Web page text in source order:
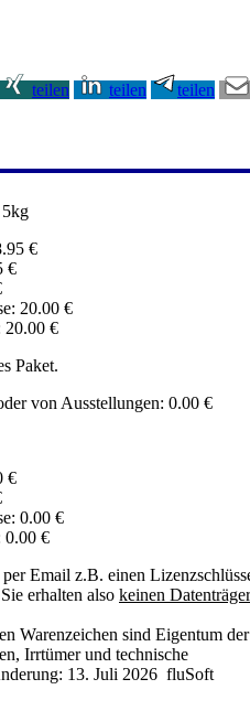
teilen teilen
teilen
€
€
20.00 €
20.00 €
Paket.
von Ausstellungen: 0.00 €
€
0.00 €
0.00 €
Email z.B. einen
erhalten also keinen Datenträger
Warenzeichen sind Eigentum der
Irrtümer und technische
13. Juli 2026 fluSoft